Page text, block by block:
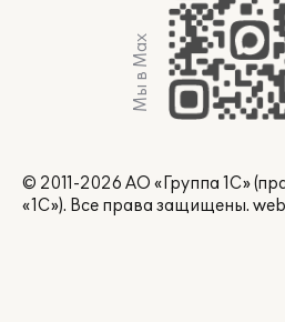
Мы в Max
© 2011-2026 АО «Группа 1С»
«1С»). Все права защищены.